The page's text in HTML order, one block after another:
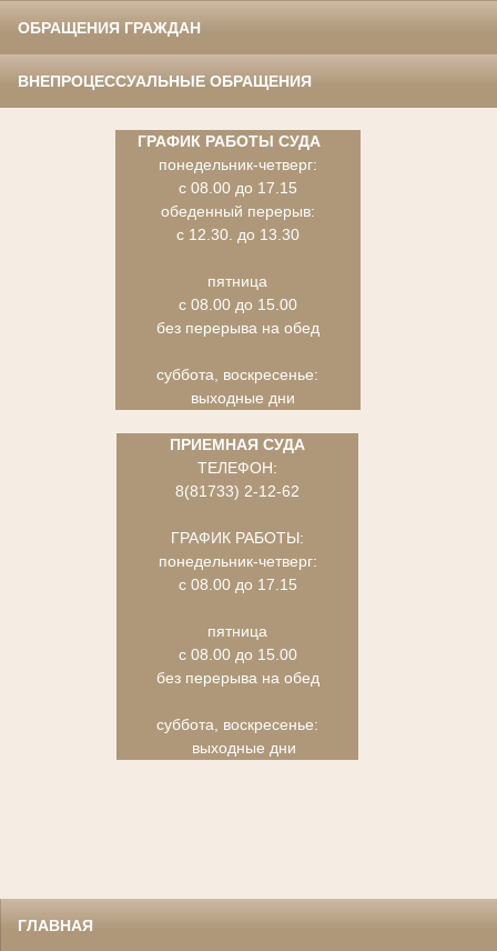
ОБРАЩЕНИЯ ГРАЖДАН
ВНЕПРОЦЕССУАЛЬНЫЕ ОБРАЩЕНИЯ
ГРАФИК РАБОТЫ СУДА
понедельник-четверг:
с 08.00 до 17.15
обеденный перерыв:
с 12.30. до 13.30
пятница
с 08.00 до 15.00
без перерыва на обед
суббота, воскресенье:
выходные дни
ПРИЕМНАЯ СУДА
ТЕЛЕФОН:
8(81733) 2-12-62
ГРАФИК РАБОТЫ:
понедельник-четверг:
с 08.00 до 17.15
пятница
с 08.00 до 15.00
без перерыва на обед
суббота, воскресенье:
выходные дни
ГЛАВНАЯ